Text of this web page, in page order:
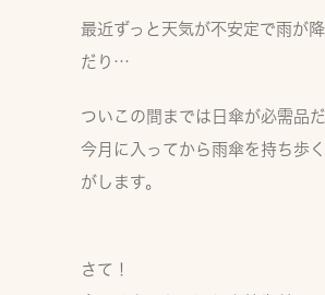
最近ずっと天気が不安定で雨が
だり…
ついこの間までは日傘が必需品だ
今月に入ってから雨傘を持ち歩
がします。
さて！